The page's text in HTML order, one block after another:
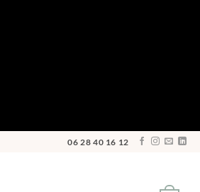
06 28 40 16 12